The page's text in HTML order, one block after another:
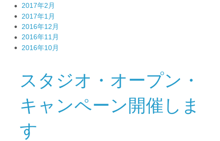
2017年2月
2017年1月
2016年12月
2016年11月
2016年10月
スタジオ・オープン・
キャンペーン開催しま
す